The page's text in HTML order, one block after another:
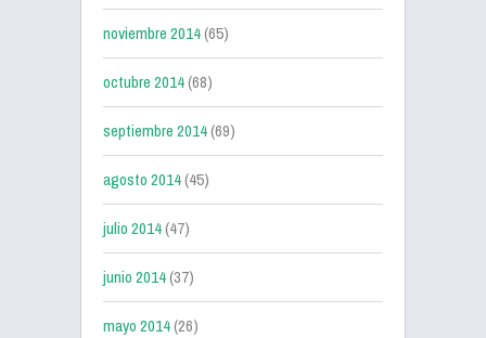
noviembre 2014(65)
octubre 2014(68)
septiembre 2014(69)
agosto 2014(45)
julio 2014(47)
junio 2014(37)
mayo 2014(26)